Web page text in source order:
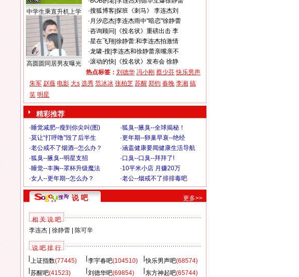
中学生乘直升机上学
高圆圆同居男友曝光
·搜狐博客| 探班《刺马》 李连杰刘
· 月汐恋杰| 李连杰雨中"暗恋"徐静蕾
·咨询顾问
《投名状》重磅出击 李
·星在飞翔 徐静蕾:和李连杰拍激情
·龙啸-搜 李连杰和徐静蕾亲嘴亲不
·滚动的快|
《投名状》发布会 徐静
热点标签： 刘德华 冯小刚 蔡少芬 快乐男声
朱军 赵薇 电影 大s 选秀 范冰冰 张柏芝 苏醒 郑钧 春晚 李湘 搞
笑 明星
精彩推荐
·睡觉减肥--瘦到你尖叫(图) ·狐臭--腋臭--全球揭秘！
·莫让“打呼噜”毁了后半生 ·更年期--卵巢早衰--绝经
·老公戒不了烟酒--怎么办？ ·涵盖健康要闻健康生活导航
·狐臭--腋臭--明星支招 ·口臭--口臭--拜拜了!
·睡觉--丰胸--罩杯升级魔法 ·10平米小店 月赚20万
·女人--更年期--怎么办？ ·老公--烟戒不了排排毒吧
说 吧 更多>>
相 关 说 吧
李连杰| 徐静蕾| 陈可辛
说 吧 排 行
上证指数(77445) 李宇春吧(104510) 快乐男声吧(68574)
苏醒吧(41523) 刘德华吧(69854) 东方神起吧(65744)